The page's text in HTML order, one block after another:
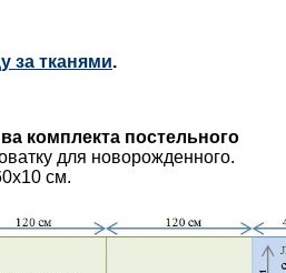
за тканями.
комплекта постельного
для новорожденного.
см.